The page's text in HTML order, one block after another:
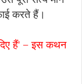
करते हैं।
हैं' − इस कथन